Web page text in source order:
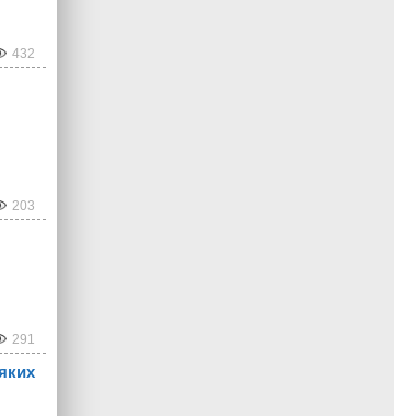
432
203
291